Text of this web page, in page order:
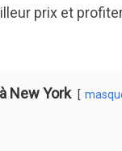
prix et
New York